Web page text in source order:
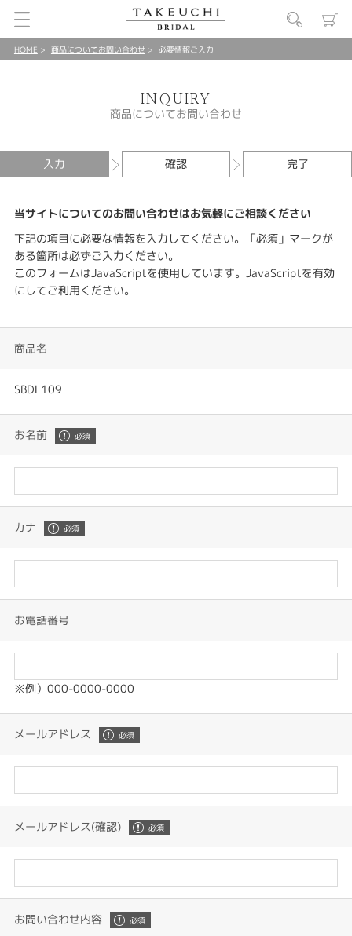
HOME 商品についてお問い合わせ 必要情報ご入力
INQUIRY
商品についてお問い合わせ
入力 確認 完了
当サイトについてのお問い合わせはお気軽にご相談ください
下記の項目に必要な情報を入力してください。「必須」マークが
ある箇所は必ずご入力ください。
このフォームはJavaScriptを使用しています。JavaScriptを有効
にしてご利用ください。
商品名
SBDL109
お名前
カナ
お電話番号
※例）000-0000-0000
メールアドレス
メールアドレス(確認)
お問い合わせ内容